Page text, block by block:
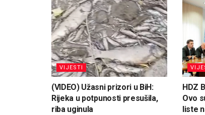
VIJESTI
(VIDEO) Užasni prizori u BiH:
Rijeka u potpunosti presušila,
riba uginula
HDZ
Ovo
liste